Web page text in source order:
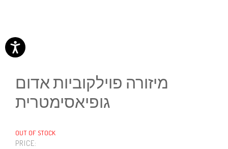
מיזורה פוילקוביות אדום
גופיאסימטרית
OUT OF STOCK
PRICE: